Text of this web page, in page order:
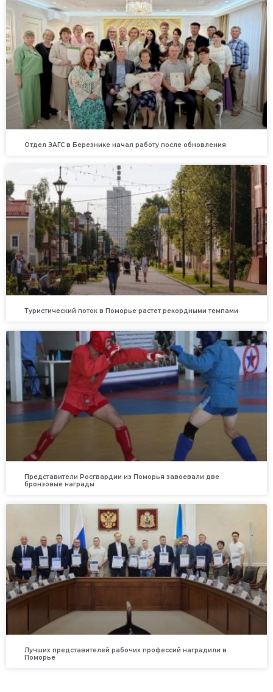
Отдел ЗАГС в Березнике начал работу после обновления
Туристический поток в Поморье растет рекордными темпами
Представители Росгвардии из Поморья завоевали две
бронзовые награды
Лучших представителей рабочих профессий наградили в
Поморье